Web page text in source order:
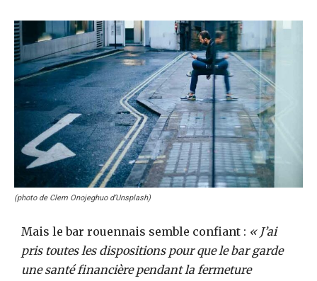
(photo de Clem Onojeghuo d’Unsplash)
Mais le bar rouennais semble confiant : « J’ai
pris toutes les dispositions pour que le bar garde
une santé financière pendant la fermeture